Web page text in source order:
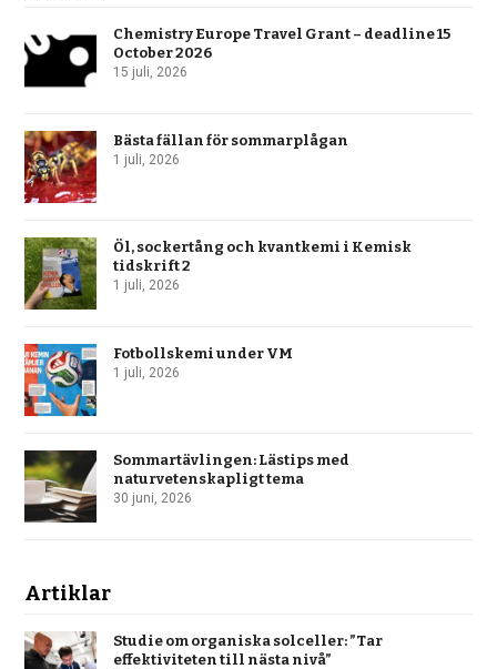
Chemistry Europe Travel Grant – deadline 15
October 2026
15 juli, 2026
Bästa fällan för sommarplågan
1 juli, 2026
Öl, sockertång och kvantkemi i Kemisk
tidskrift 2
1 juli, 2026
Fotbollskemi under VM
1 juli, 2026
Sommartävlingen: Lästips med
naturvetenskapligt tema
30 juni, 2026
Artiklar
Studie om organiska solceller: ”Tar
effektiviteten till nästa nivå”